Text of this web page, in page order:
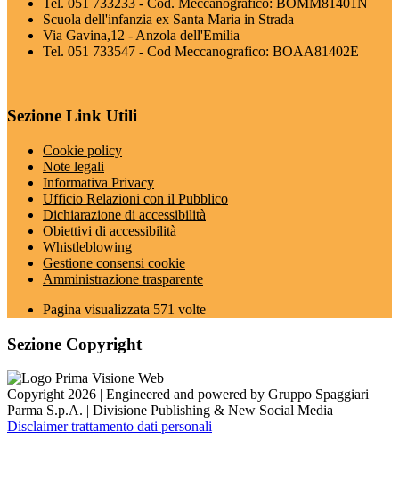
Scuola dell'infanzia ex Santa Maria in Strada
Via Gavina,12 - Anzola dell'Emilia
Tel. 051 733547 - Cod Meccanografico: BOAA81402E
Sezione Link Utili
Cookie policy
Note legali
Informativa Privacy
Ufficio Relazioni con il Pubblico
Dichiarazione di accessibilità
Obiettivi di accessibilità
Whistleblowing
Gestione consensi cookie
Amministrazione trasparente
Pagina visualizzata 571 volte
Sezione Copyright
Copyright 2026 | Engineered and powered by Gruppo Spaggiari
Parma S.p.A. | Divisione Publishing & New Social Media
Disclaimer trattamento dati personali